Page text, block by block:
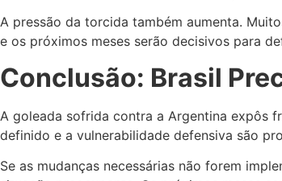
A pressão da torcida também aumenta.
e os próximos meses serão decisivos para
Conclusão: Brasil
A goleada sofrida contra a Argentina expôs
definido e a vulnerabilidade defensiva são
Se as mudanças necessárias não forem